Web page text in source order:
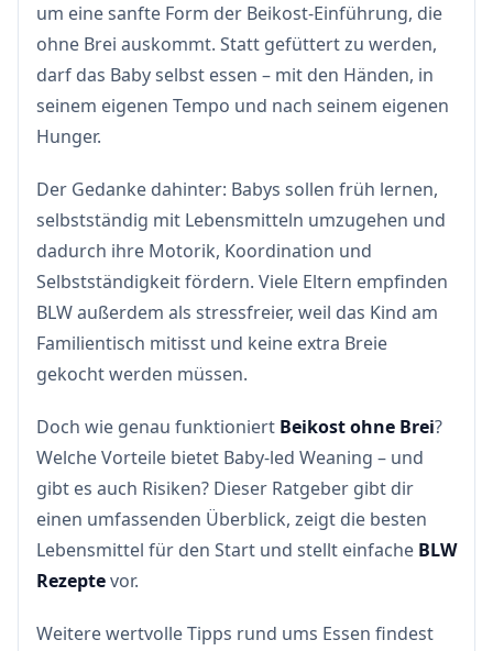
um eine sanfte Form der Beikost-Einführung, die
ohne Brei auskommt. Statt gefüttert zu werden,
darf das Baby selbst essen – mit den Händen, in
seinem eigenen Tempo und nach seinem eigenen
Hunger.
Der Gedanke dahinter: Babys sollen früh lernen,
selbstständig mit Lebensmitteln umzugehen und
dadurch ihre Motorik, Koordination und
Selbstständigkeit fördern. Viele Eltern empfinden
BLW außerdem als stressfreier, weil das Kind am
Familientisch mitisst und keine extra Breie
gekocht werden müssen.
Doch wie genau funktioniert Beikost ohne Brei?
Welche Vorteile bietet Baby-led Weaning – und
gibt es auch Risiken? Dieser Ratgeber gibt dir
einen umfassenden Überblick, zeigt die besten
Lebensmittel für den Start und stellt einfache BLW
Rezeptevor.
Weitere wertvolle Tipps rund ums Essen findest